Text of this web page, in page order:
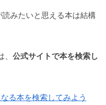
みたいと思える本は結構
公式サイトで本を検索し
る本を検索してみよう